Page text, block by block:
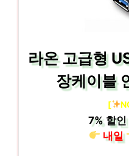
라온 고급형
장케이블
[
7% 할
내일